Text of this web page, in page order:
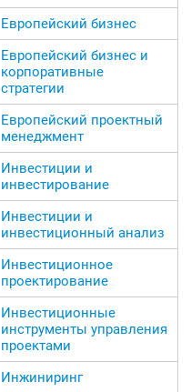
Европейский бизнес
Европейский бизнес и
корпоративные
стратегии
Европейский проектный
менеджмент
Инвестиции и
инвестирование
Инвестиции и
инвестиционный анализ
Инвестиционное
проектирование
Инвестиционные
инструменты управления
проектами
Инжиниринг